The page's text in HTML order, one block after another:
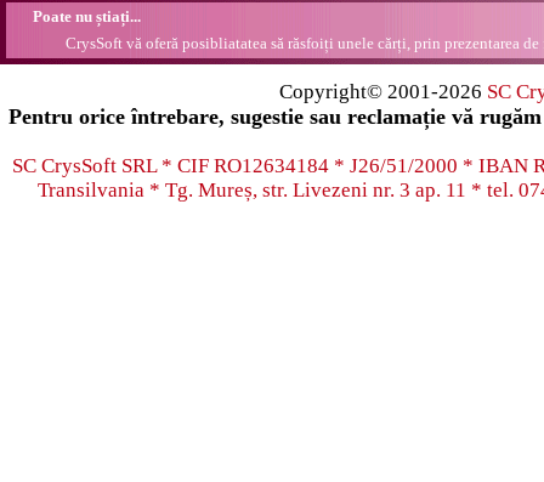
Poate nu știați...
CrysSoft vă oferă posibliatatea să răsfoiți unele cărți, prin prezentarea de
Copyright© 2001-2026 SC
Pentru orice întrebare, sugestie sau reclamație vă
SC CrysSoft SRL * CIF RO12634184 * J26/51/2000 * IBAN
Transilvania * Tg. Mureș, str. Livezeni nr. 3 ap. 11 * tel.